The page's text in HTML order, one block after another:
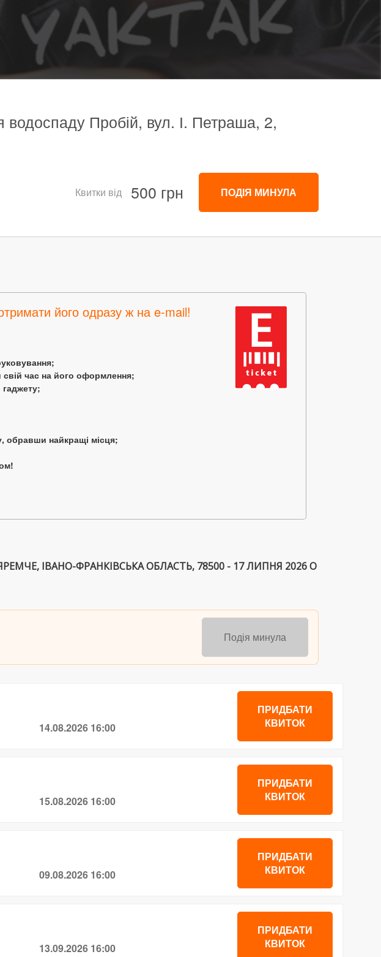
Пробій, вул. І. Петраша, 2,
Квитки від 500 грн ПОДІЯ МИНУЛА
його одразу ж на e-mail!
свій час на його оформлення;
обравши найкращі місця;
ІВАНО-ФРАНКІВСЬКА ОБЛАСТЬ, 78500 - 17 ЛИПНЯ 2026 О
Подія минула
14.08.2026 16:00
ПРИДБАТИ
КВИТОК
15.08.2026 16:00
ПРИДБАТИ
КВИТОК
09.08.2026 16:00
ПРИДБАТИ
КВИТОК
13.09.2026 16:00
ПРИДБАТИ
КВИТОК